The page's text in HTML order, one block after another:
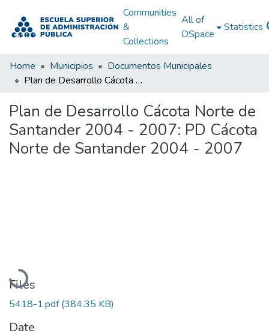
Communities
&
Collections
All of
DSpace
Statistics
Home Municipios
Documentos Municipales
Plan de Desarrollo Cácota Norte de Santander 2004 - 2007: PD Cácota Norte de Santander 2004 - 2007
Plan de Desarrollo Cácota Norte de
Santander 2004 - 2007: PD Cácota
Norte de Santander 2004 - 2007
Loading...
Files
5418-1.pdf(384.35 KB)
Date